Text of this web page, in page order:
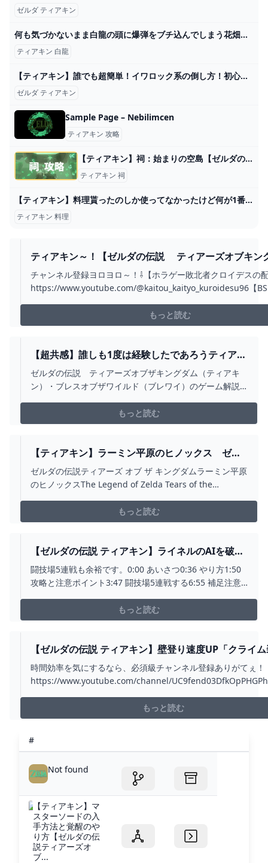
ゼルダ ティアキン
何も気づかないまま白龍の頭に爆弾をブチ込んでしまう花畑チャイカ【にじさんじ切り抜き/花畑チャイカ/ゼルダの伝説ティアーズオブザキングダム/TotK】 - YouTube
ティアキン 白龍
【ティアキン】誰でも超簡単！イワロック系の倒し方！初心者必見！【ゼルダの伝説】 - YouTube
ゼルダ ティアキン
Sample Page – Nebilimcen
ティアキン 攻略
【ティアキン】祠：始まりの空島【ゼルダの伝説ティアーズオブザキングダム】 - ゲームライン
ティアキン 祠
【ティアキン】料理貰ったのしか使ってなかったけど何が1番使い勝手いいんだろ？ : ゼルダの伝説 ティアーズ オブ ザ キングダム攻略まとめ速報
ティアキン 料理
ティアキン～！【ゼルダの伝説 ティアーズオブキン
＃５ - YOUTUBE
チャンネル登録ヨロヨロ～！⇩【ホラゲー敗北者クロイデスの
https://www.youtube.com/@kaitou_kaityo_kuroidesu96【
もっと読む
【超共感】誰しも1度は経験したであろうティアキ
ンあるある20連発【ゼルダの伝説ティアーズオブ
ザキングダム】 - YOUTUBE
ゼルダの伝説 ティアーズオブザキングダム（ティアキ
ン）・ブレスオブザワイルド（ブレワイ）のゲーム解説
しております。-----------------------------------00:00
OP00:20 途切れたレール01:05 扇風機の向きを間違える
もっと読む
【ティアキン】ラーミン平原のヒノックス ゼル
ダの伝説ティアーズ オブ ザ キングダム #ゼルダの
伝説 #ティアキン #ZELDA - YOUTUBE
ゼルダの伝説ティアーズ オブ ザ キングダムラーミン平原
のヒノックスThe Legend of Zelda Tears of the
킹덤라민 평원의 히녹스La Légende de Zelda Les
Larmes du R...
もっと読む
【ゼルダの伝説 ティアキン】ライネルのAIを破壊
する方法が発見されました。闘技場5連戦も余裕で
す。 バグ ティアーズオブザキングダム TOTK -
闘技場5連戦も余裕です。0:00 あいさつ0:36 やり方1:50
攻略と注意ポイント3:47 闘技場5連戦する6:55 補足注意
もっと読む
【ゼルダの伝説 ティアキン】壁登り速度UP「クライ
入手方法、性能紹介【ティアーズ オブ ザ キングダム】
【ZELDA TEARS OF THE KINGDOM】 - YOUTUBE
時間効率を気にするなら、必須級チャンネル登録ありがて
https://www.youtube.com/channel/
https://www.twitch.tv/pirochanbanzaiTwitte...
もっと読む
#
Not found
【ティアキン】マ
スターソードの入
手方法と覚醒のや
り方【ゼルダの伝
説ティアーズオ
ブ...